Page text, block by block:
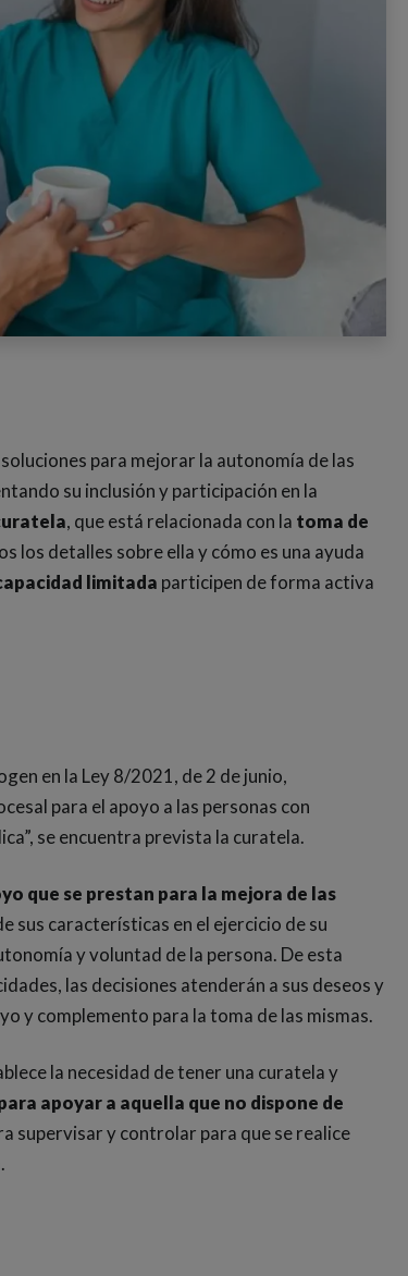
para mejorar la autonomía de las
su inclusión y participación en la
, que está relacionada con la toma de
los detalles sobre ella y cómo es una ayuda
limitada participen de forma activa
en la Ley 8/2021, de 2 de junio,
para el apoyo a las personas con
se encuentra prevista la curatela.
que se prestan para la mejora de las
sus características en el ejercicio de su
y voluntad de la persona. De esta
las decisiones atenderán a sus deseos y
y complemento para la toma de las mismas.
la necesidad de tener una curatela y
apoyar a aquella que no dispone de
supervisar y controlar para que se realice